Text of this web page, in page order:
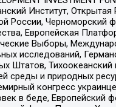
Институт, Открытая
России, Черноморский
Европейская
Выборы,
исследований,
Штатов, Тихоокеанский
среды и природных
конгресс
в беде, Европейский